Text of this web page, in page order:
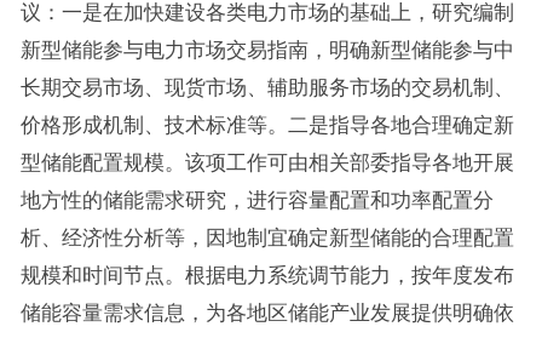
议：一是在加快建设各类电力市场的基础上，研究编制
新型储能参与电力市场交易指南，明确新型储能参与中
长期交易市场、现货市场、辅助服务市场的交易机制、
价格形成机制、技术标准等。二是指导各地合理确定新
型储能配置规模。该项工作可由相关部委指导各地开展
地方性的储能需求研究，进行容量配置和功率配置分
析、经济性分析等，因地制宜确定新型储能的合理配置
规模和时间节点。根据电力系统调节能力，按年度发布
储能容量需求信息，为各地区储能产业发展提供明确依